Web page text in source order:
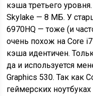
кэша третьего
Skylake — 8 МБ. У
6970HQ — тоже (и
очень похож на Core
кэша идентичен.
да и используется
Graphics 530. Так как
геймерских